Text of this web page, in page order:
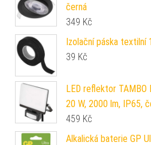
černá
349 Kč
Izolační páska textilní
39 Kč
LED reflektor TAMBO
20 W, 2000 lm, IP65,
459 Kč
Alkalická baterie GP